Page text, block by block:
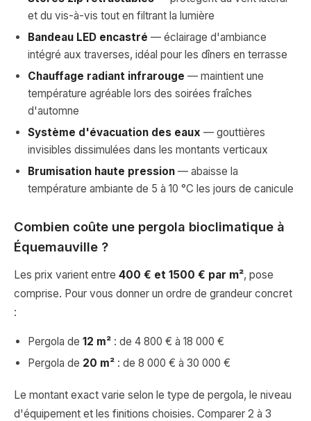
et du vis-à-vis tout en filtrant la lumière
Bandeau LED encastré — éclairage d'ambiance
intégré aux traverses, idéal pour les dîners en terrasse
Chauffage radiant infrarouge — maintient une
température agréable lors des soirées fraîches
d'automne
Système d'évacuation des eaux — gouttières
invisibles dissimulées dans les montants verticaux
Brumisation haute pression — abaisse la
température ambiante de 5 à 10 °C les jours de canicule
Combien coûte une pergola bioclimatique à
Équemauville ?
Les prix varient entre 400 € et 1500 € par m², pose
comprise. Pour vous donner un ordre de grandeur concret
:
Pergola de 12 m² : de 4 800 € à 18 000 €
Pergola de 20 m² : de 8 000 € à 30 000 €
Le montant exact varie selon le type de pergola, le niveau
d'équipement et les finitions choisies. Comparer 2 à 3